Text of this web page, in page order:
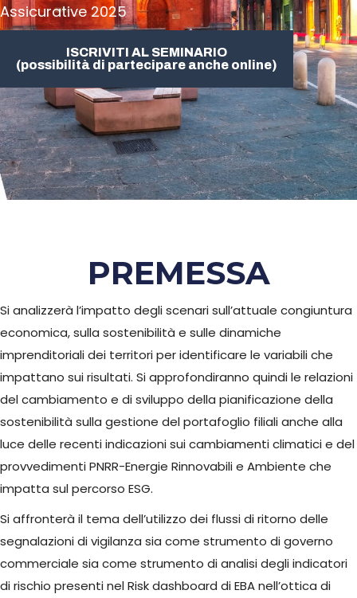
Assicurative 2025
ISCRIVITI AL SEMINARIO
(possibilità di partecipare anche online)
PREMESSA
Si analizzerà l’impatto degli scenari sull’attuale congiuntura
economica, sulla sostenibilità e sulle dinamiche
imprenditoriali dei territori per identificare le variabili che
impattano sui risultati. Si approfondiranno quindi le relazioni
del cambiamento e di sviluppo della pianificazione della
sostenibilità sulla gestione del portafoglio filiali anche alla
luce delle recenti indicazioni sui cambiamenti climatici e del
provvedimenti PNRR-Energie Rinnovabili e Ambiente che
impatta sul percorso ESG.
Si affronterà il tema dell’utilizzo dei flussi di ritorno delle
segnalazioni di vigilanza sia come strumento di governo
commerciale sia come strumento di analisi degli indicatori
di rischio presenti nel Risk dashboard di EBA nell’ottica di